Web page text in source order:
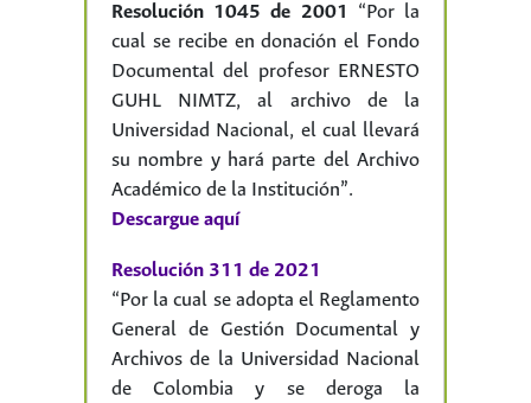
Resolución 1045 de 2001
“Por la
cual se recibe en donación el Fondo
Documental del profesor ERNESTO
GUHL NIMTZ, al archivo de la
Universidad Nacional, el cual llevará
su nombre y hará parte del Archivo
Académico de la Institución”.
Descargue aquí
Resolución 311 de 2021
“Por la cual se adopta el Reglamento
General de Gestión Documental y
Archivos de la Universidad Nacional
de Colombia y se deroga la